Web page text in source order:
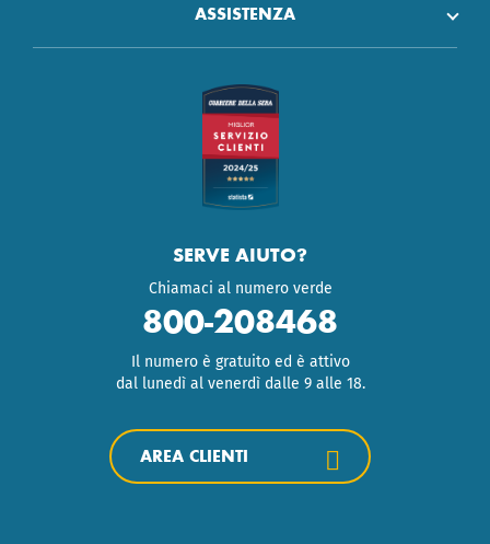
ASSISTENZA
SERVE AIUTO?
Chiamaci al numero verde
800-208468
Il numero è gratuito ed è attivo
dal lunedì al venerdì dalle 9 alle 18.
AREA CLIENTI